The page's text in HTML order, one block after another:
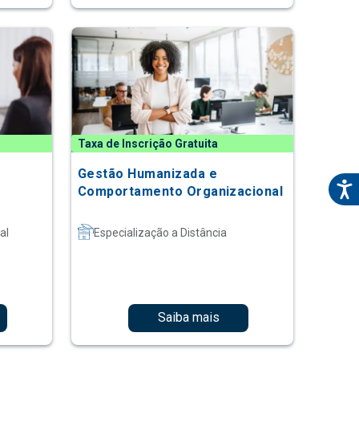
Taxa de Inscrição Gratuita
Gestão Humanizada e
Comportamento Organizacional
Especialização a Distância
Saiba mais